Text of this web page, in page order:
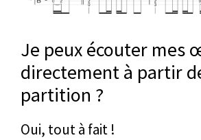
Je peux écouter mes
directement à partir
partition ?
Oui, tout à fait !